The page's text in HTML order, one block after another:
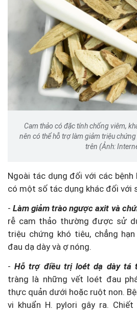
Cam thảo có đặc tính chống viêm,
nên có thể hỗ trợ làm giảm triệu
trên (Ảnh:
Ngoài tác dụng đối với các bệnh
có một số tác dụng khác đối với
-Làm giảm trào ngược axit và
rễ cam thảo thường được sử
triệu chứng khó tiêu, chẳng
đau dạ dày và ợ nóng.
-Hỗ trợ điều trị loét dạ dày tá
tràng là những vết loét đau
thực quản dưới hoặc ruột non.
vi khuẩn H. pylori gây ra.